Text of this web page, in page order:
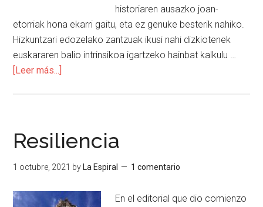
historiaren ausazko joan-
etorriak hona ekarri gaitu, eta ez genuke besterik nahiko.
Hizkuntzari edozelako zantzuak ikusi nahi dizkiotenek
euskararen balio intrinsikoa igartzeko hainbat kalkulu …
[Leer más...]
Resiliencia
1 octubre, 2021 by La Espiral 1 comentario
En el editorial que dio comienzo